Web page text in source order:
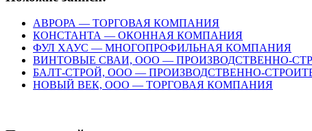
АВРОРА — ТОРГОВАЯ КОМПАНИЯ
КОНСТАНТА — ОКОННАЯ КОМПАНИЯ
ФУЛ ХАУС — МНОГОПРОФИЛЬНАЯ КОМПАНИЯ
ВИНТОВЫЕ СВАИ, ООО — ПРОИЗВОДСТВЕННО-
БАЛТ-СТРОЙ, ООО — ПРОИЗВОДСТВЕННО-
НОВЫЙ ВЕК, ООО — ТОРГОВАЯ КОМПАНИЯ